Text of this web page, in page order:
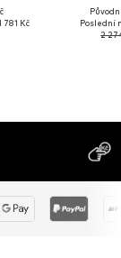
781 Kč
Poslední
2